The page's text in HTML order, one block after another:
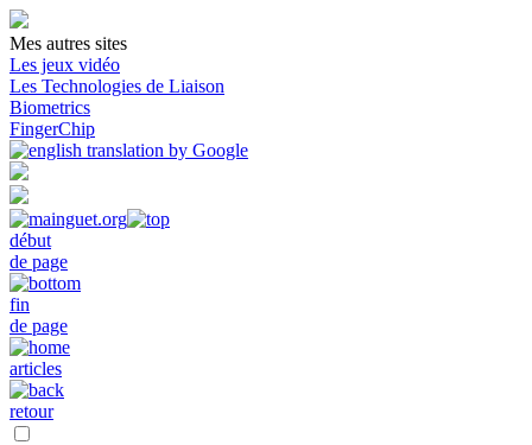
Mes autres sites
Les jeux vidéo
Les Technologies de Liaison
Biometrics
FingerChip
début
de page
fin
de page
articles
retour